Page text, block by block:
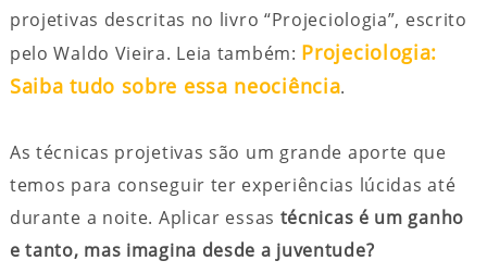
projetivas descritas no livro “Projeciologia”, escrito
pelo Waldo Vieira. Leia também: Projeciologia:
Saiba tudo sobre essa neociência.
As técnicas projetivas são um grande aporte que
temos para conseguir ter experiências lúcidas até
durante a noite. Aplicar essas técnicas é um ganho
e tanto, mas imagina desde a juventude?